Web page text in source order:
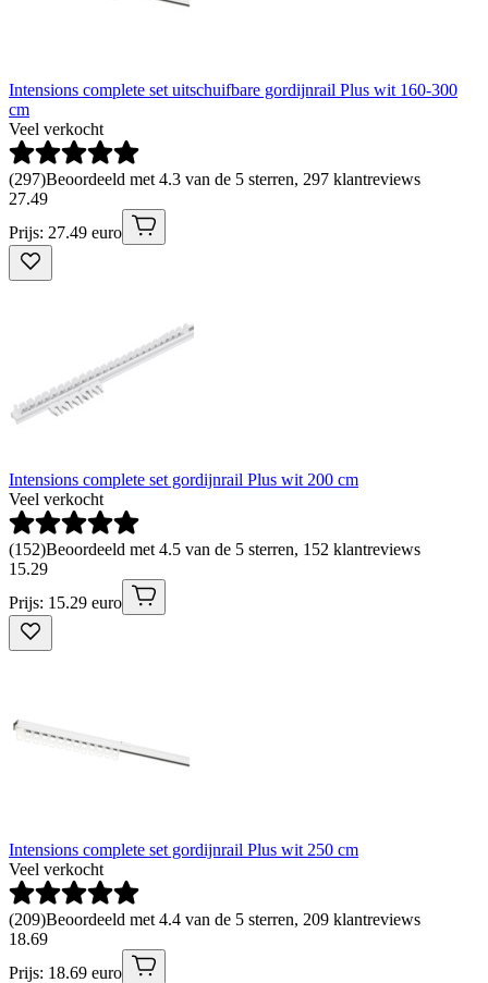
Intensions complete set uitschuifbare gordijnrail Plus wit 160-300
cm
Veel verkocht
(297)Beoordeeld met 4.3 van de 5 sterren, 297 klantreviews
27.49
Prijs: 27.49 euro
Intensions complete set gordijnrail Plus wit 200 cm
Veel verkocht
(152)Beoordeeld met 4.5 van de 5 sterren, 152 klantreviews
15.29
Prijs: 15.29 euro
Intensions complete set gordijnrail Plus wit 250 cm
Veel verkocht
(209)Beoordeeld met 4.4 van de 5 sterren, 209 klantreviews
18.69
Prijs: 18.69 euro